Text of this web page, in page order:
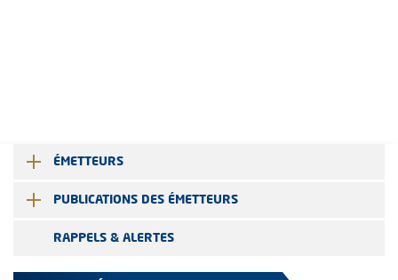
ÉMETTEURS
PUBLICATIONS DES ÉMETTEURS
RAPPELS & ALERTES